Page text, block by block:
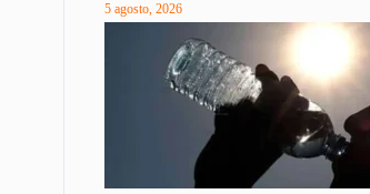
5 agosto, 2026